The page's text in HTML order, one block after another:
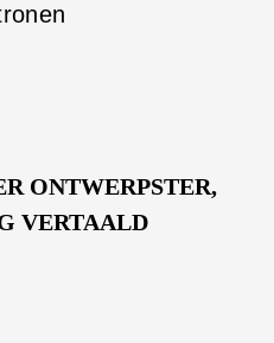
ONTWERPSTER,
VERTAALD